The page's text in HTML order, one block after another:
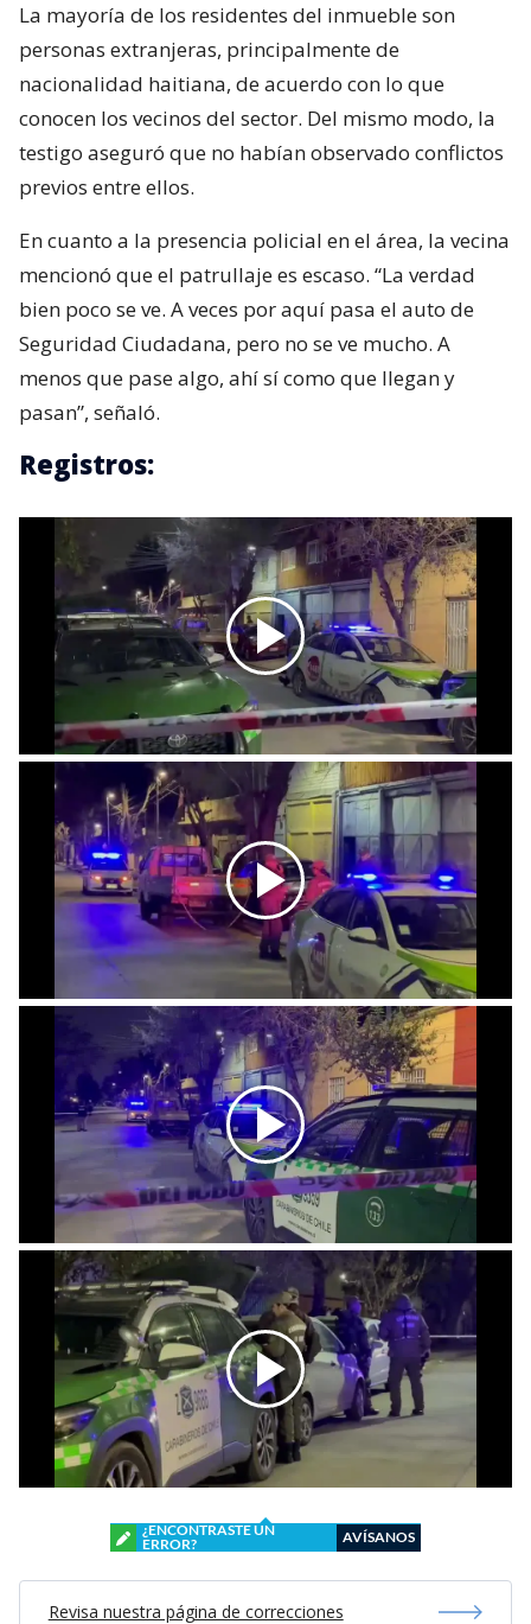
La mayoría de los residentes del inmueble son
personas extranjeras, principalmente de
nacionalidad haitiana, de acuerdo con lo que
conocen los vecinos del sector. Del mismo modo, la
testigo aseguró que no habían observado conflictos
previos entre ellos.
En cuanto a la presencia policial en el área, la vecina
mencionó que el patrullaje es escaso. “La verdad
bien poco se ve. A veces por aquí pasa el auto de
Seguridad Ciudadana, pero no se ve mucho. A
menos que pase algo, ahí sí como que llegan y
pasan”, señaló.
Registros:
¿ENCONTRASTE UN
ERROR?
AVÍSANOS
Revisa nuestra página de correcciones